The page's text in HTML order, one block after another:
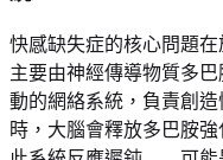
快感缺失症的核心問題在
主要由神經傳導物質多
動的網絡系統，負責創
時，大腦會釋放多巴胺